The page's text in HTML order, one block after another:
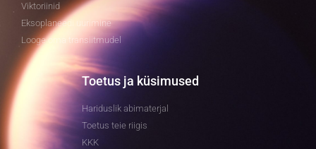
Viktoriinid
Eksoplaneedi uurimine
Looge oma transiitmudel
Toetus ja küsimused
Hariduslik abimaterjal
Toetus teie riigis
KKK